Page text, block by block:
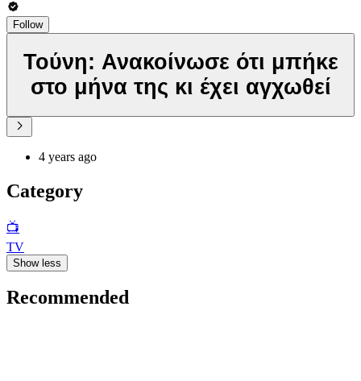
Follow
Τούνη: Ανακοίνωσε ότι μπήκε
στο μήνα της κι έχει αγχωθεί
4 years ago
Category
📺
TV
Show less
Recommended